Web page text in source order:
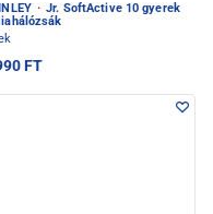
· Jr. SoftActive 10 gyerek
FT